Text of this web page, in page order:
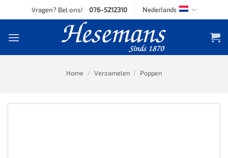
to
Vragen? Bel ons! 076-5212310 Nederlands
Home / Verzamelen / Poppen